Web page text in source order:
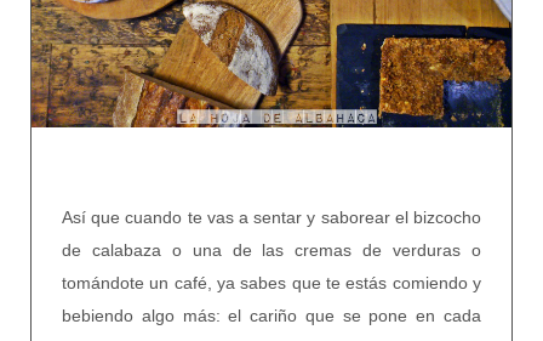
Así que cuando te vas a sentar y saborear el bizcocho
de calabaza o una de las cremas de verduras o
tomándote un café, ya sabes que te estás comiendo y
bebiendo algo más: el cariño que se pone en cada